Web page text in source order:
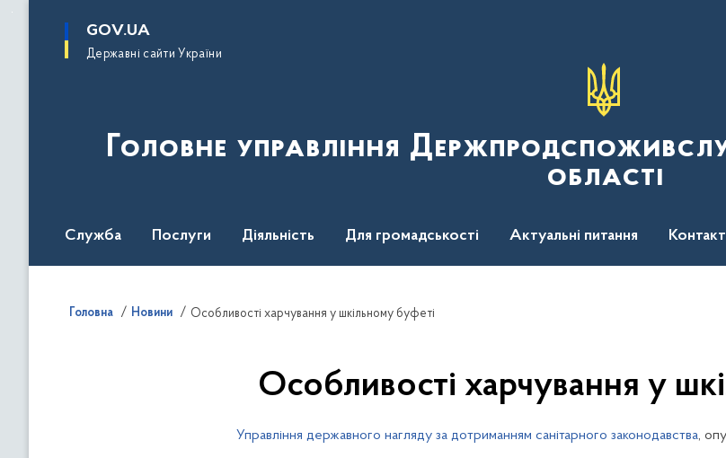
основного
GOV.UA
Державні сайти України
Головне управління
області
Служба Послуги Діяльність Для громадськості Актуальні питання
Головна Новини Особливості харчування у шкільному буфеті
Особливості харчування у
Управління державного нагляду за дотриманням санітарного законодавства,